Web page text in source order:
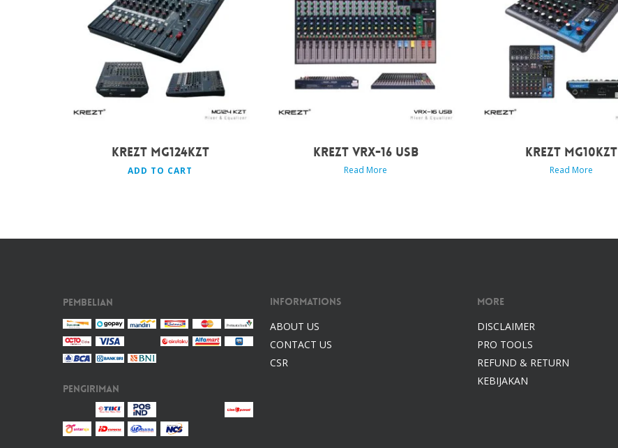
Rp2.650.000
KREZT MG124KZT
ADD TO CART
KREZT VRX-16 USB
Read More
KREZT MG10KZT
Read More
Pembelian
Pengiriman
Informations
ABOUT US
CONTACT US
CSR
More
DISCLAIMER
PRO TOOLS
REFUND & RETURN
KEBIJAKAN